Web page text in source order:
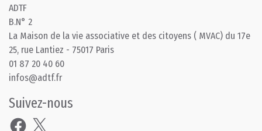
ADTF
B.N° 2
La Maison de la vie associative et des citoyens ( MVAC) du 17e
25, rue Lantiez - 75017 Paris
01 87 20 40 60
infos@adtf.fr
Suivez-nous
Facebook
X